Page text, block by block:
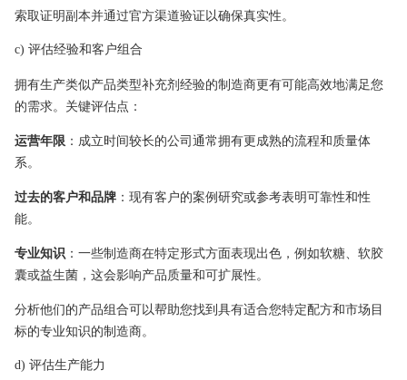
索取证明副本并通过官方渠道验证以确保真实性。
c) 评估经验和客户组合
拥有生产类似产品类型补充剂经验的制造商更有可能高效地满足您
的需求。关键评估点：
运营年限 ：成立时间较长的公司通常拥有更成熟的流程和质量体
系。
过去的客户和品牌 ：现有客户的案例研究或参考表明可靠性和性
能。
专业知识 ：一些制造商在特定形式方面表现出色，例如软糖、软胶
囊或益生菌，这会影响产品质量和可扩展性。
分析他们的产品组合可以帮助您找到具有适合您特定配方和市场目
标的专业知识的制造商。
d) 评估生产能力